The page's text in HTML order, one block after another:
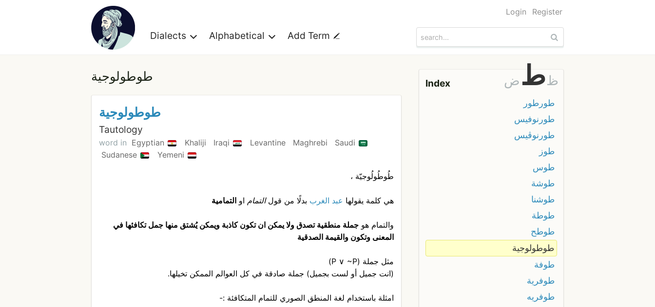
Dialects Alphabetical Add Term
Login Register
طوطولوجية
طوطولوجية
Tautology
word in Egyptian Khaliji Iraqi Levantine Maghrebi
Saudi
Sudanese
Yemeni
طُوطُولُوجيّة ،
هي كلمة يقولها عبد الغرب بدلًا من قولالتمام اوالتمامية
والتمام هوجملة منطقية تصدق ولا يمكن ان تكون كاذبة ويمكن يُشتق منها جمل تكافئها في
المعنى وتكون والقيمة الصدقية
مثل جملة (P ∨ ~P)
(انت جميل أو لست بجميل) جملة صادقة في كل العوالم الممكن تخيلها.
امثلة باستخدام لغة المنطق الصوري للتمام المتكافئة :-
Index ض طظ
طورطور
طورنوفيس
طورنوڤيس
طوز
طوس
طوشة
طوشنا
طوطة
طوطح
طوطولوجية
طوفة
طوفرية
طوفريه